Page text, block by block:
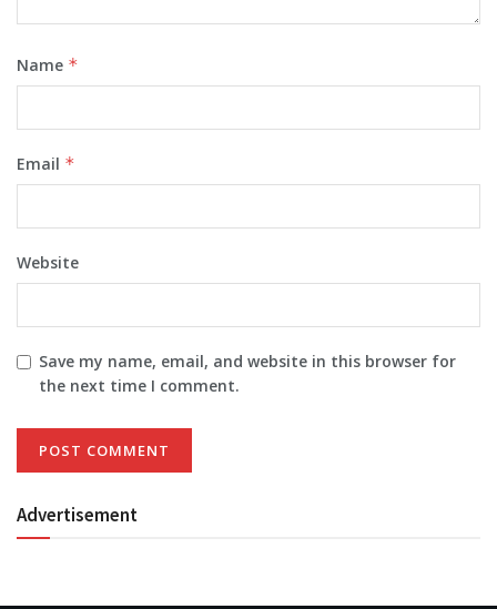
Name *
Email *
Website
Save my name, email, and website in this browser for
the next time I comment.
Advertisement